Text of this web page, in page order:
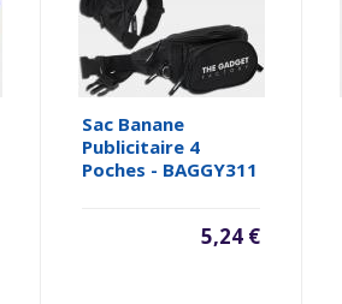
Sac Banane
Publicitaire 4
Poches - BAGGY311
5,24 €